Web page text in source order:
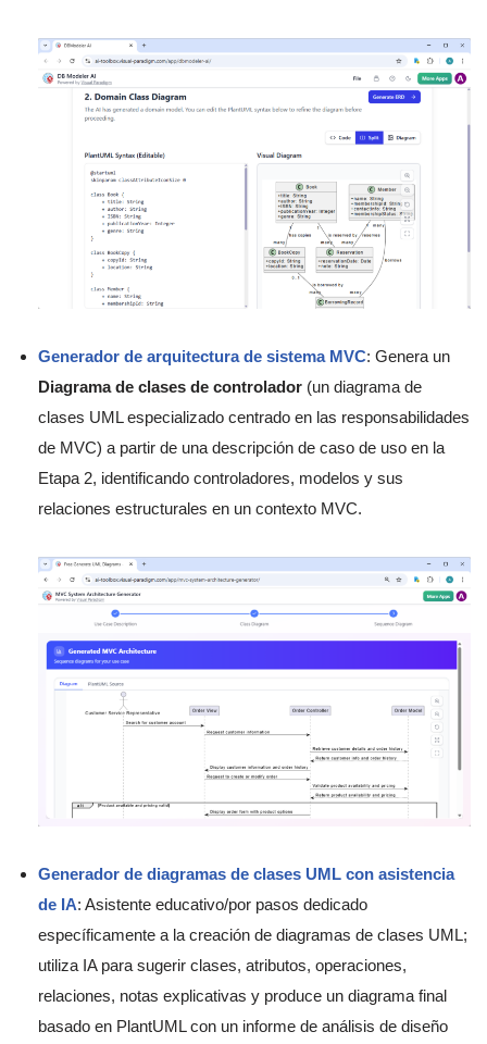
Generador de arquitectura de sistema MVC: Genera un
Diagrama de clases de controlador (un diagrama de
clases UML especializado centrado en las responsabilidades
de MVC) a partir de una descripción de caso de uso en la
Etapa 2, identificando controladores, modelos y sus
relaciones estructurales en un contexto MVC.
Generador de diagramas de clases UML con asistencia
de IA: Asistente educativo/por pasos dedicado
específicamente a la creación de diagramas de clases UML;
utiliza IA para sugerir clases, atributos, operaciones,
relaciones, notas explicativas y produce un diagrama final
basado en PlantUML con un informe de análisis de diseño